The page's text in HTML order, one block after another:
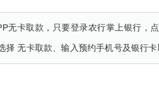
无卡取款，只要登录农行掌上银行，
无卡取款、输入预约手机号及银行卡